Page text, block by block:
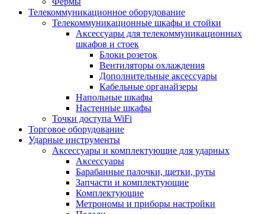
Телекоммуникационное оборудование
Телекоммуникационные шкафы и стойки
Аксессуары для телекоммуникационных
шкафов и стоек
Блоки розеток
Вентиляторы охлаждения
Дополнительные аксессуары
Кабельные органайзеры
Напольные шкафы
Настенные шкафы
Точки доступа WiFi
Торговое оборудование
Ударные инструменты
Аксессуары и комплектующие для ударных
Аксессуары
Барабанные палочки, щетки, руты
Запчасти и комплектующие
Комплектующие
Метрономы и приборы настройки